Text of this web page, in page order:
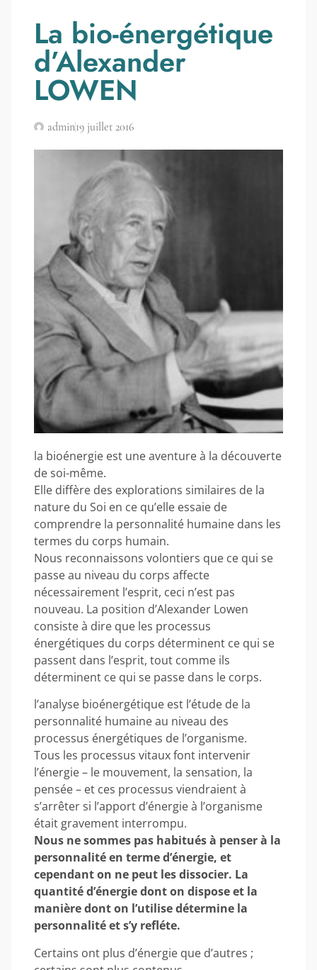
La bio-énergétique
d’Alexander
LOWEN
admin19 juillet 2016
la bioénergie est une aventure à la découverte
de soi-même.
Elle diffère des explorations similaires de la
nature du Soi en ce qu’elle essaie de
comprendre la personnalité humaine dans les
termes du corps humain.
Nous reconnaissons volontiers que ce qui se
passe au niveau du corps affecte
nécessairement l’esprit, ceci n’est pas
nouveau. La position d’Alexander Lowen
consiste à dire que les processus
énergétiques du corps déterminent ce qui se
passent dans l’esprit, tout comme ils
déterminent ce qui se passe dans le corps.
l’analyse bioénergétique est l’étude de la
personnalité humaine au niveau des
processus énergétiques de l’organisme.
Tous les processus vitaux font intervenir
l’énergie – le mouvement, la sensation, la
pensée – et ces processus viendraient à
s’arrêter si l’apport d’énergie à l’organisme
était gravement interrompu.
Nous ne sommes pas habitués à penser à la
personnalité en terme d’énergie, et
cependant on ne peut les dissocier. La
quantité d’énergie dont on dispose et la
manière dont on l’utilise détermine la
personnalité et s’y refléte.
Certains ont plus d’énergie que d’autres ;